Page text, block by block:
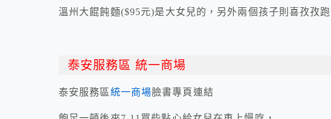
溫州大餛飩麵($95元)是大女兒的，另外兩個孩子則喜孜孜
泰安服務區 統一商場
泰安服務區 統一商場臉書專頁連結